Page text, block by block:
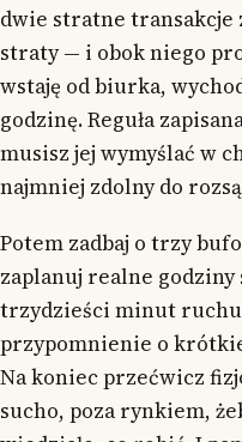
dwie stratne
straty — i obok niego
wstaję od biurka,
godzinę. Reguła
musisz jej wymyślać w
najmniej zdolny do
Potem zadbaj o trzy
zaplanuj realne
trzydzieści minut
przypomnienie o
Na koniec przećwicz
sucho, poza rynkiem,